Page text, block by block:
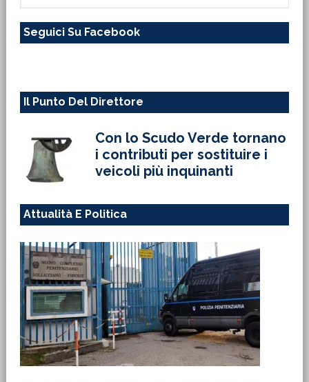
sito
Seguici Su Facebook
Il Punto Del Direttore
Con lo Scudo Verde tornano
i contributi per sostituire i
veicoli più inquinanti
Attualità E Politica